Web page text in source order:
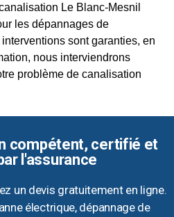
Le Blanc-Mesnil
les dépannages de
sont garanties, en
nous interviendrons
problème de canalisation
compétent, certifié et
l'assurance
un devis gratuitement en ligne.
électrique, dépannage de